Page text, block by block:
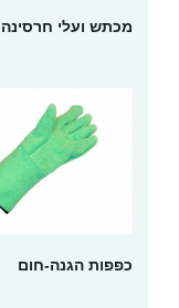
מכתש ועלי חרסינה
כפפות הגנה-חום